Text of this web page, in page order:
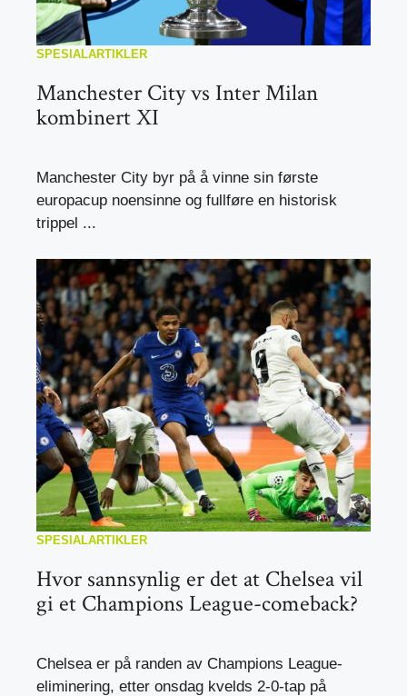
SPESIALARTIKLER
Manchester City vs Inter Milan
kombinert XI
Manchester City byr på å vinne sin første
europacup noensinne og fullføre en historisk
trippel ...
SPESIALARTIKLER
Hvor sannsynlig er det at Chelsea vil
gi et Champions League-comeback?
Chelsea er på randen av Champions League-
eliminering, etter onsdag kvelds 2-0-tap på